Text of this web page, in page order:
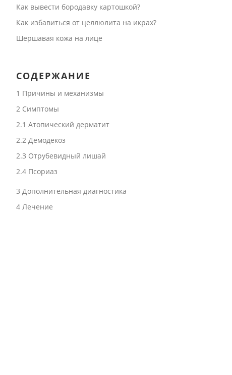
Как вывести бородавку картошкой?
Как избавиться от целлюлита на икрах?
Шершавая кожа на лице
СОДЕРЖАНИЕ
1 Причины и механизмы
2Симптомы
2.1 Атопический дерматит
2.2Демодекоз
2.3 Отрубевидный лишай
2.4Псориаз
3 Дополнительная диагностика
4Лечение